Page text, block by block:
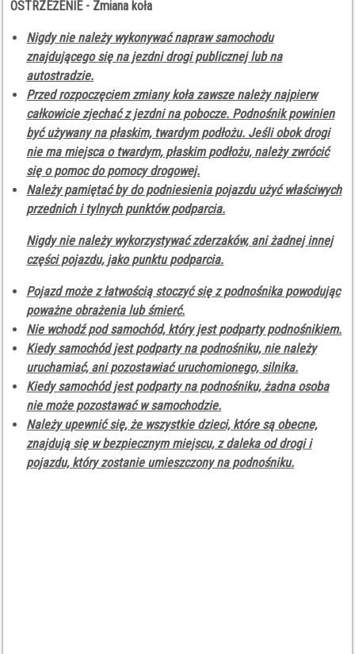
OSTRZEŻENIE - Zmiana koła
Nigdy nie należy wykonywać napraw samochodu
znajdującego się na jezdni drogi publicznej lub na
autostradzie.
Przed rozpoczęciem zmiany koła zawsze należy najpierw
całkowicie zjechać z jezdni na pobocze. Podnośnik powinien
być używany na płaskim, twardym podłożu. Jeśli obok drogi
nie ma miejsca o twardym, płaskim podłożu, należy zwrócić
się o pomoc do pomocy drogowej.
Należy pamiętać by do podniesienia pojazdu użyć właściwych
przednich i tylnych punktów podparcia.
Nigdy nie należy wykorzystywać zderzaków, ani żadnej innej
części pojazdu, jako punktu podparcia.
Pojazd może z łatwością stoczyć się z podnośnika powodując
poważne obrażenia lub śmierć.
Nie wchodź pod samochód, który jest podparty podnośnikiem.
Kiedy samochód jest podparty na podnośniku, nie należy
uruchamiać, ani pozostawiać uruchomionego, silnika.
Kiedy samochód jest podparty na podnośniku, żadna osoba
nie może pozostawać w samochodzie.
Należy upewnić się, że wszystkie dzieci, które są obecne,
znajdują się w bezpiecznym miejscu, z daleka od drogi i
pojazdu, który zostanie umieszczony na podnośniku.